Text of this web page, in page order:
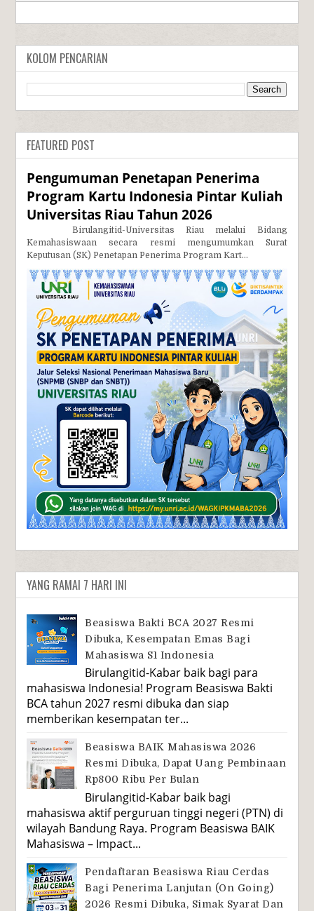
KOLOM PENCARIAN
FEATURED POST
Pengumuman Penetapan Penerima
Program Kartu Indonesia Pintar Kuliah
Universitas Riau Tahun 2026
Birulangitid-Universitas Riau melalui Bidang
Kemahasiswaan secara resmi mengumumkan Surat
Keputusan (SK) Penetapan Penerima Program Kart...
YANG RAMAI 7 HARI INI
Beasiswa Bakti BCA 2027 Resmi
Dibuka, Kesempatan Emas Bagi
Mahasiswa S1 Indonesia
Birulangitid-Kabar baik bagi para
mahasiswa Indonesia! Program Beasiswa Bakti
BCA tahun 2027 resmi dibuka dan siap
memberikan kesempatan ter...
Beasiswa BAIK Mahasiswa 2026
Resmi Dibuka, Dapat Uang Pembinaan
Rp800 Ribu Per Bulan
Birulangitid-Kabar baik bagi
mahasiswa aktif perguruan tinggi negeri (PTN) di
wilayah Bandung Raya. Program Beasiswa BAIK
Mahasiswa – Impact...
Pendaftaran Beasiswa Riau Cerdas
Bagi Penerima Lanjutan (On Going)
2026 Resmi Dibuka, Simak Syarat Dan